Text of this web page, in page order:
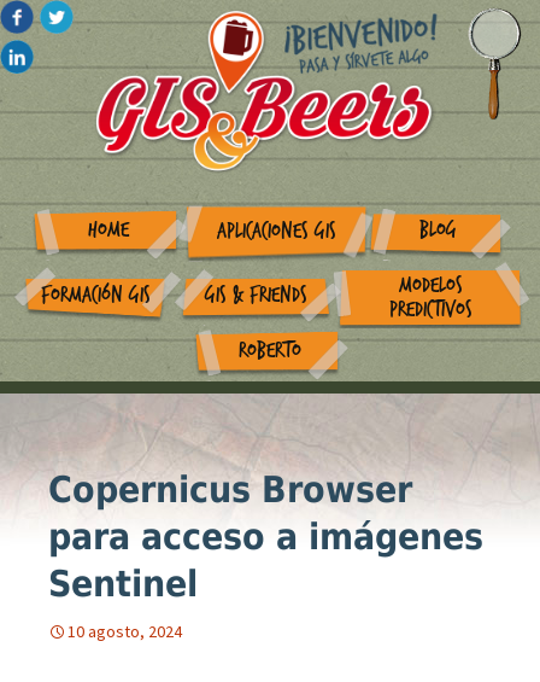
HOME APLICACIONES GIS BLOG
FORMACIÓN GIS GIS & FRIENDS
MODELOS
PREDICTIVOS
ROBERTO
Copernicus Browser
para acceso a imágenes
Sentinel
10 agosto, 2024